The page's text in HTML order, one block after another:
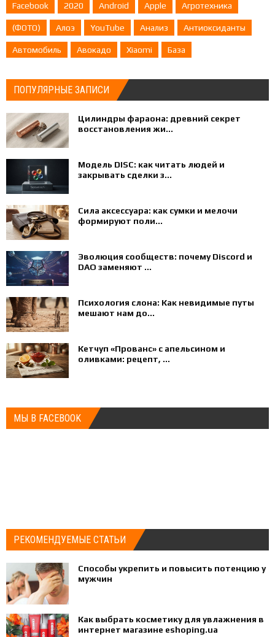
Facebook 2020 Android Apple Агротехника
(ФОТО) Алоэ YouTube Анализ Антиоксиданты
Автомобиль Авокадо Xiaomi База
ПОПУЛЯРНЫЕ ЗАПИСИ
Цилиндры фараона: древний секрет
восстановления жи...
Модель DISC: как читать людей и
закрывать сделки з...
Сила аксессуара: как сумки и мелочи
формируют поли...
Эволюция сообществ: почему Discord и
DAO заменяют ...
Психология слона: Как невидимые путы
мешают нам до...
Кетчуп «Прованс» с апельсином и
оливками: рецепт, ...
МЫ В FACEBOOK
РЕКОМЕНДУЕМЫЕ СТАТЬИ
Способы укрепить и повысить потенцию у
мужчин
Как выбрать косметику для увлажнения в
интернет магазине eshoping.ua